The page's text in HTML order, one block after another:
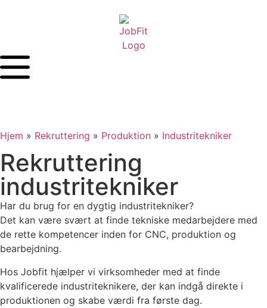
Hjem » Rekruttering » Produktion » Industritekniker
Rekruttering
industritekniker
Har du brug for en dygtig industritekniker?
Det kan være svært at finde tekniske medarbejdere med
de rette kompetencer inden for CNC, produktion og
bearbejdning.
Hos Jobfit hjælper vi virksomheder med at finde
kvalificerede industriteknikere, der kan indgå direkte i
produktionen og skabe værdi fra første dag.